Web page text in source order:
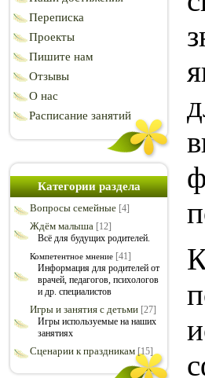
Переписка
Проекты
Пишите нам
Отзывы
О нас
Расписание занятий
Категории раздела
Вопросы семейные [4]
Ждём малыша [12]
Всё для будущих родителей.
Компетентное мнение [41]
Информация для родителей от
врачей, педагогов, психологов
и др. специалистов
Игры и занятия с детьми [27]
Игры используемые на наших
занятиях
Сценарии к праздникам [15]